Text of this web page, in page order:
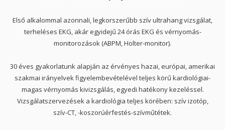
Első alkalommal azonnali, legkorszerűbb szív ultrahang vizsgálat,
terheléses EKG, akár egyidejű 24 órás EKG és vérnyomás-
monitorozások (ABPM, Holter-monitor).
30 éves gyakorlatunk alapján az érvényes hazai, európai, amerikai
szakmai irányelvek figyelembevételével teljes körű kardiológiai-
magas vérnyomás kivizsgálás, egyedi hatékony kezeléssel.
Vizsgálatszervezések a kardiológia teljes körében: szív izotóp,
szív-CT, -koszorúérfestés-szívműtétek.